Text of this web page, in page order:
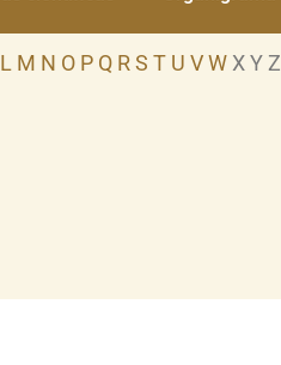
L M N O P Q R S T U V WX Y Z